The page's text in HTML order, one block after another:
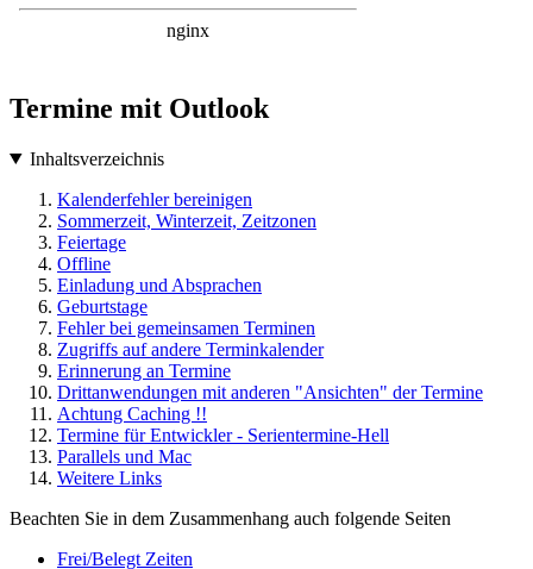
Termine mit Outlook
Inhaltsverzeichnis
Kalenderfehler bereinigen
Sommerzeit, Winterzeit, Zeitzonen
Feiertage
Offline
Einladung und Absprachen
Geburtstage
Fehler bei gemeinsamen Terminen
Zugriffs auf andere Terminkalender
Erinnerung an Termine
Drittanwendungen mit anderen "Ansichten" der Termine
Achtung Caching !!
Termine für Entwickler - Serientermine-Hell
Parallels und Mac
Weitere Links
Beachten Sie in dem Zusammenhang auch folgende Seiten
Frei/Belegt Zeiten